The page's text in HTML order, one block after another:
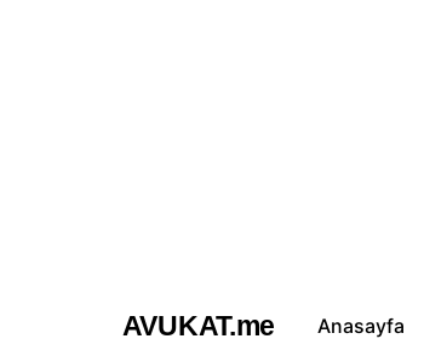
AVUKAT.me Anasayfa